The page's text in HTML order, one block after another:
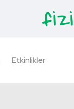
Etkinlikler